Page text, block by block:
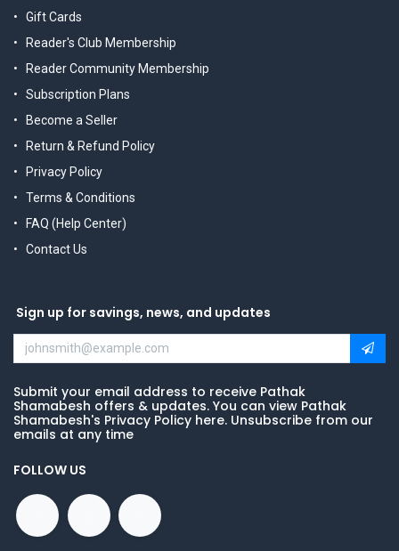
Gift Cards
Reader's Club Membership
Reader Community Membership
Subscription Plans
Become a Seller
Return & Refund Policy
Privacy Policy
Terms & Conditions
FAQ (Help Center)
Contact Us
Sign up for savings, news, and updates
Submit your email address to receive Pathak
Shamabesh offers & updates. You can view Pathak
Shamabesh's Privacy Policy here. Unsubscribe from our
emails at any time
FOLLOW US